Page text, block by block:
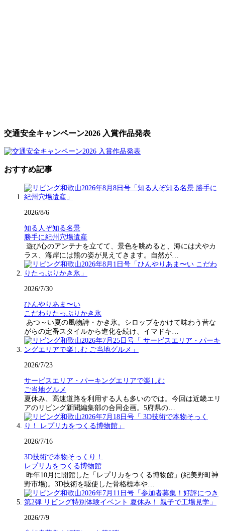
交通安全キャンペーン2026 入賞作品発表
おすすめ記事
2026/8/6
知る人ぞ知る名景
勝手に紀州穴場遺産
遊び心のアンテナを立てて、景色を眺めると、海には犬やカ
ラス、海岸には熊の姿が見えてきます。自然が…
2026/7/30
ひんやりあま〜い
こだわりたっぷりかき氷
あつ～い夏の風物詩・かき氷。シロップをかけて味わう昔な
がらの定番スタイルから進化を続け、イマドキ…
2026/7/23
サービスエリア・パーキングエリアで楽しむ
ご当地グルメ
夏休み、高速道路を利用する人も多いのでは。今回は近畿エリ
アのリビング新聞編集部の合同企画。5府県の…
2026/7/16
3D技術で本物そっくり！
レプリカをつくる博物館
昨年10月に開館した「レプリカをつくる博物館」(紀美野町神
野市場)。3D技術を駆使した骨格標本や…
2026/7/9